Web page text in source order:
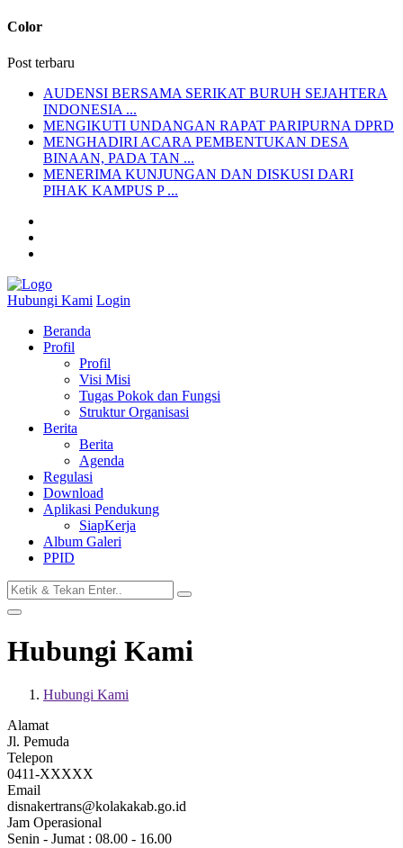
Color
Post terbaru
AUDENSI BERSAMA SERIKAT BURUH SEJAHTERA
INDONESIA ...
MENGIKUTI UNDANGAN RAPAT PARIPURNA DPRD
MENGHADIRI ACARA PEMBENTUKAN DESA
BINAAN, PADA TAN ...
MENERIMA KUNJUNGAN DAN DISKUSI DARI
PIHAK KAMPUS P ...
Hubungi Kami Login
Beranda
Profil
Profil
Visi Misi
Tugas Pokok dan Fungsi
Struktur Organisasi
Berita
Berita
Agenda
Regulasi
Download
Aplikasi Pendukung
SiapKerja
Album Galeri
PPID
Hubungi Kami
Hubungi Kami
Alamat
Jl. Pemuda
Telepon
0411-XXXXX
Email
disnakertrans@kolakakab.go.id
Jam Operasional
Senin - Jumat : 08.00 - 16.00